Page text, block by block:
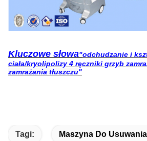
Kluczowe słowa"odchudzanie i
ciała/kryolipolizy 4 ręczniki grzyb
zamrażania tłuszczu"
Tagi: Maszyna Do